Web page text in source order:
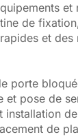
de
et
porte
et pose de
installation
de